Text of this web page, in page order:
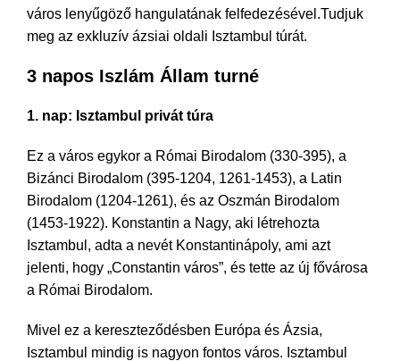
város lenyűgöző hangulatának felfedezésével.Tudjuk
meg az exkluzív ázsiai oldali Isztambul túrát.
3 napos Iszlám Állam turné
1. nap: Isztambul privát túra
Ez a város egykor a Római Birodalom (330-395), a
Bizánci Birodalom (395-1204, 1261-1453), a Latin
Birodalom (1204-1261), és az Oszmán Birodalom
(1453-1922). Konstantin a Nagy, aki létrehozta
Isztambul, adta a nevét Konstantinápoly, ami azt
jelenti, hogy „Constantin város”, és tette az új fővárosa
a Római Birodalom.
Mivel ez a kereszteződésben Európa és Ázsia,
Isztambul mindig is nagyon fontos város. Isztambul